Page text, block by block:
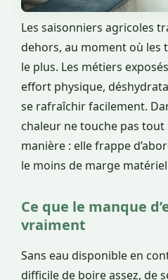
Les saisonniers agricoles
dehors, au moment où
le plus. Les métiers
effort physique,
se rafraîchir facilement.
chaleur ne touche pas
manière : elle frappe
le moins de marge
Ce que le manque
vraiment
Sans eau disponible en
difficile de boire assez, de